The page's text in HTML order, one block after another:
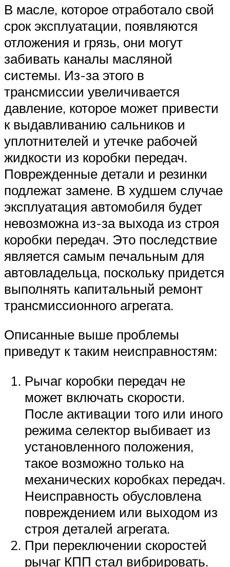
В масле, которое отработало свой
срок эксплуатации, появляются
отложения и грязь, они могут
забивать каналы масляной
системы. Из-за этого в
трансмиссии увеличивается
давление, которое может привести
к выдавливанию сальников и
уплотнителей и утечке рабочей
жидкости из коробки передач.
Поврежденные детали и резинки
подлежат замене. В худшем случае
эксплуатация автомобиля будет
невозможна из-за выхода из строя
коробки передач. Это последствие
является самым печальным для
автовладельца, поскольку придется
выполнять капитальный ремонт
трансмиссионного агрегата.
Описанные выше проблемы
приведут к таким неисправностям:
Рычаг коробки передач не
может включать скорости.
После активации того или иного
режима селектор выбивает из
установленного положения,
такое возможно только на
механических коробках передач.
Неисправность обусловлена
повреждением или выходом из
строя деталей агрегата.
При переключении скоростей
рычаг КПП стал вибрировать.